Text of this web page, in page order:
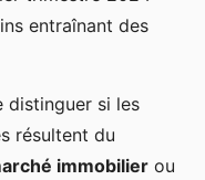
entraînant des
distinguer si les
résultent du
immobilier ou